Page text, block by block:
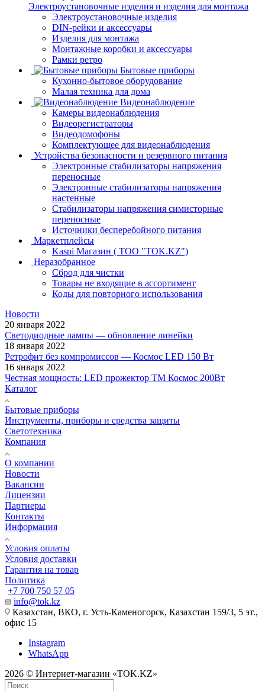
Электроустановочные изделия и изделия для монтажа
Электроустановочные изделия
DIN-рейки и аксессуары
Изделия для монтажа
Монтажные коробки и аксессуары
Рамки ретро
Бытовые приборы
Кухонно-бытовое оборудование
Малая техника для дома
Видеонаблюдение
Камеры видеонаблюдения
Видеорегистраторы
Видеодомофоны
Комплектующее для видеонаблюдения
Устройства безопасности и резервного питания
Электронные стабилизаторы напряжения
переносные
Электронные стабилизаторы напряжения
настенные
Стабилизаторы напряжения симисторные
переносные
Источники бесперебойного питания
Маркетплейсы
Kaspi Магазин ( ТОО "TOK.KZ")
Неразобранное
Сброд для чистки
Товары не входящие в ассортимент
Коды для повторного использования
Новости
20 января 2022
Светодиодные лампы — обновление линейки
18 января 2022
Ретрофит без компромиссов — Космос LED 150 Вт
16 января 2022
Честная мощность: LED прожектор ТМ Космос 200Вт
Каталог
Бытовые приборы
Инструменты, приборы и средства защиты
Светотехника
Компания
О компании
Новости
Вакансии
Лицензии
Партнеры
Контакты
Информация
Условия оплаты
Условия доставки
Гарантия на товар
Политика
+7 700 750 57 05
info@tok.kz
Казахстан, ВКО, г. Усть-Каменогорск, Казахстан 159/3, 5 эт.,
офис 15
Instagram
WhatsApp
2026 © Интернет-магазин «TOK.KZ»